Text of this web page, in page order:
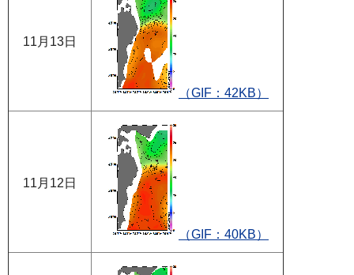
11月13日
（GIF：42KB）
11月12日
（GIF：40KB）